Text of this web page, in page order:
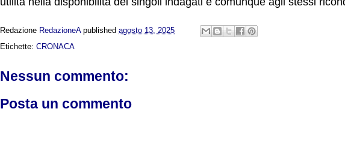
Redazione RedazioneA published agosto 13, 2025
Etichette: CRONACA
Nessun commento:
Posta un commento